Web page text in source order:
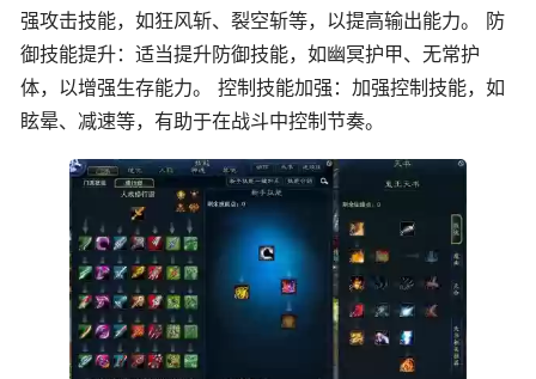
强攻击技能，如狂风斩、裂空斩等，以提高输出能力。 防
御技能提升：适当提升防御技能，如幽冥护甲、无常护
体，以增强生存能力。 控制技能加强：加强控制技能，如
眩晕、减速等，有助于在战斗中控制节奏。